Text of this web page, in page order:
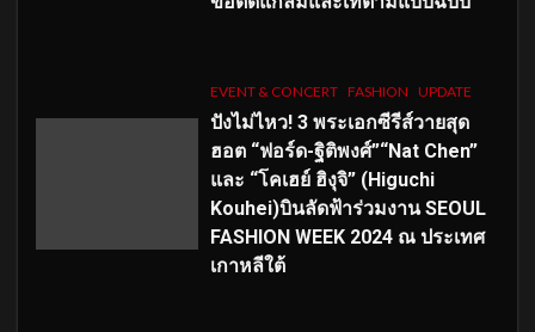
EVENT & CONCERT FASHION UPDATE
ปังไม่ไหว! 3 พระเอกซีรีส์วายสุด
ฮอต “ฟอร์ด-ฐิติพงศ์”“Nat Chen”
และ “โคเฮย์ ฮิงุจิ” (Higuchi
Kouhei)บินลัดฟ้าร่วมงาน SEOUL
FASHION WEEK 2024 ณ ประเทศ
เกาหลีใต้